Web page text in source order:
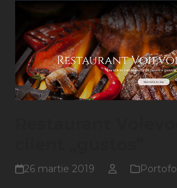
26 martie 2019